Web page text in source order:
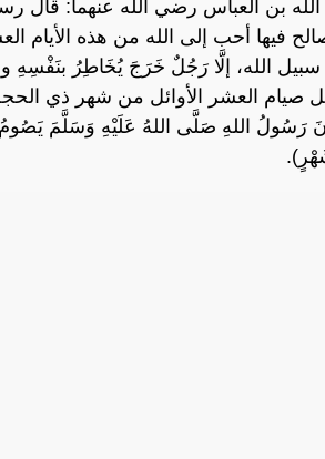
بن العباس رضي الله عنهما: قال
فيها أحب إلى الله من هذه الأيام
سبيل الله، إلَّا رَجُلٌ خَرَجَ يُخَاطِرُ بنَفْسِهِ
صيام العشر الأوائل من شهر ذي
رَسُولُ اللهِ صَلَّى اللهُ عَلَيْهِ وَسَلَّمَ